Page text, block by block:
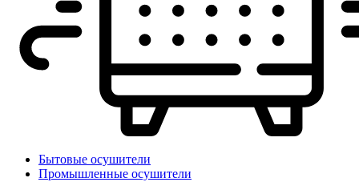
Бытовые осушители
Промышленные осушители